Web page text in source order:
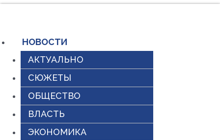
содержимому
НОВОСТИ
АКТУАЛЬНО
СЮЖЕТЫ
ОБЩЕСТВО
ВЛАСТЬ
ЭКОНОМИКА